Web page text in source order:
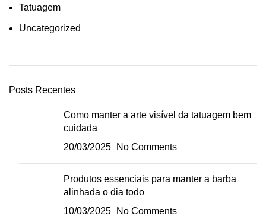
Tatuagem
Uncategorized
Posts Recentes
Como manter a arte visível da tatuagem bem
cuidada
20/03/2025
No Comments
Produtos essenciais para manter a barba
alinhada o dia todo
10/03/2025
No Comments